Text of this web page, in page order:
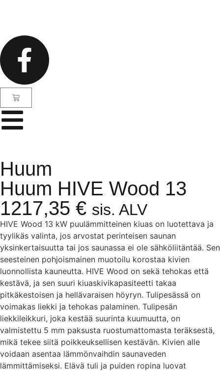
Huum
Huum HIVE Wood 13
1217,35 € sis. ALV
HIVE Wood 13 kW puulämmitteinen kiuas on luotettava ja
tyylikäs valinta, jos arvostat perinteisen saunan
yksinkertaisuutta tai jos saunassa ei ole sähköliitäntää. Sen
seesteinen pohjoismainen muotoilu korostaa kivien
luonnollista kauneutta. HIVE Wood on sekä tehokas että
kestävä, ja sen suuri kiuaskivikapasiteetti takaa
pitkäkestoisen ja hellävaraisen höyryn. Tulipesässä on
voimakas liekki ja tehokas palaminen. Tulipesän
liekkileikkuri, joka kestää suurinta kuumuutta, on
valmistettu 5 mm paksusta ruostumattomasta teräksestä,
mikä tekee siitä poikkeuksellisen kestävän. Kivien alle
voidaan asentaa lämmönvaihdin saunaveden
lämmittämiseksi. Elävä tuli ja puiden ropina luovat